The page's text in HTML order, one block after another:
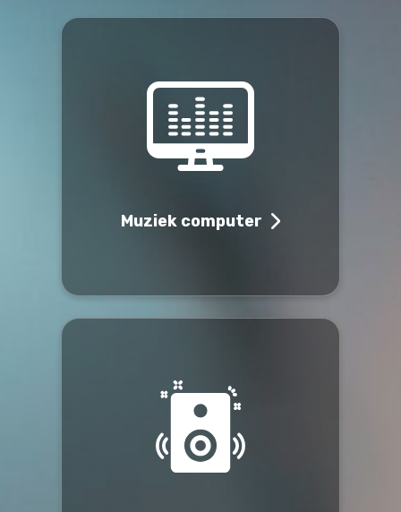
Muziek computer